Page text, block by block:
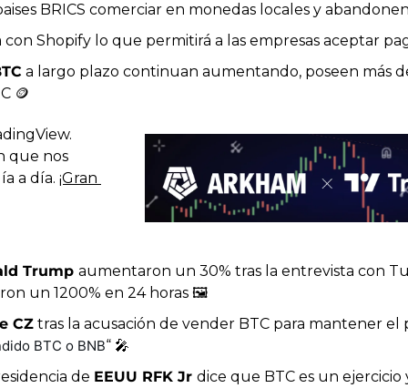
BRICS comerciar en monedas locales y
con Shopify lo que permitirá a las empresas aceptar
a largo plazo continuan aumentando, poseen más
🪙
que nos
a día. ¡Gran
Trump aumentaron un 30% tras la entrevista con
un 1200% en 24 horas 🖼️
CZ tras la acusación de vender BTC para mantener el
BTC o BNB“ 🎤
de EEUU RFK Jr dice que BTC es un